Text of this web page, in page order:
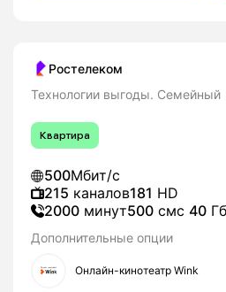
Ростелеком
Технологии выгоды. Семейный
Квартира
500Мбит/с
215 каналов181 HD
2000 минут500 смс 40 Гб
Дополнительные опции
Онлайн-кинотеатр Wink